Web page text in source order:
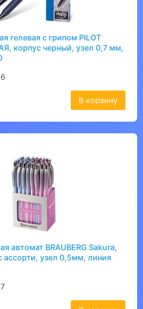
гелевая с грипом PILOT
корпус черный, узел 0,7 мм,
В корзину
автомат BRAUBERG Sakura,
узел 0,5мм, линия